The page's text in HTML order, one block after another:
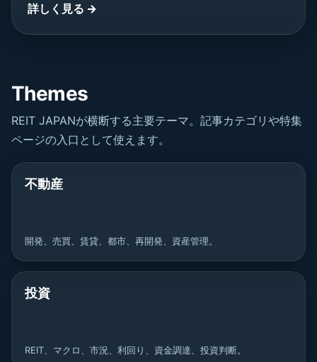
詳しく見る →
Themes
REIT JAPANが横断する主要テーマ。記事カテゴリや特集
ページの入口として使えます。
不動産
開発、売買、賃貸、都市、再開発、資産管理。
投資
REIT、マクロ、市況、利回り、資金調達、投資判断。